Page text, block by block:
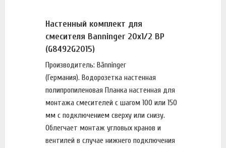
Настенный комплект для
смесителя Banninger 20х1/2 ВР
(G8492G2015)
Производитель: Bänninger
(Германия). Водорозетка настенная
полипропиленовая Планка настенная для
монтажа смесителей с шагом 100 или 150
мм с подключением сверху или снизу.
Облегчает монтаж угловых кранов и
вентилей в случае нижнего подключения